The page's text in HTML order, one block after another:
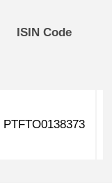
ISIN Code
PTFTO0138373